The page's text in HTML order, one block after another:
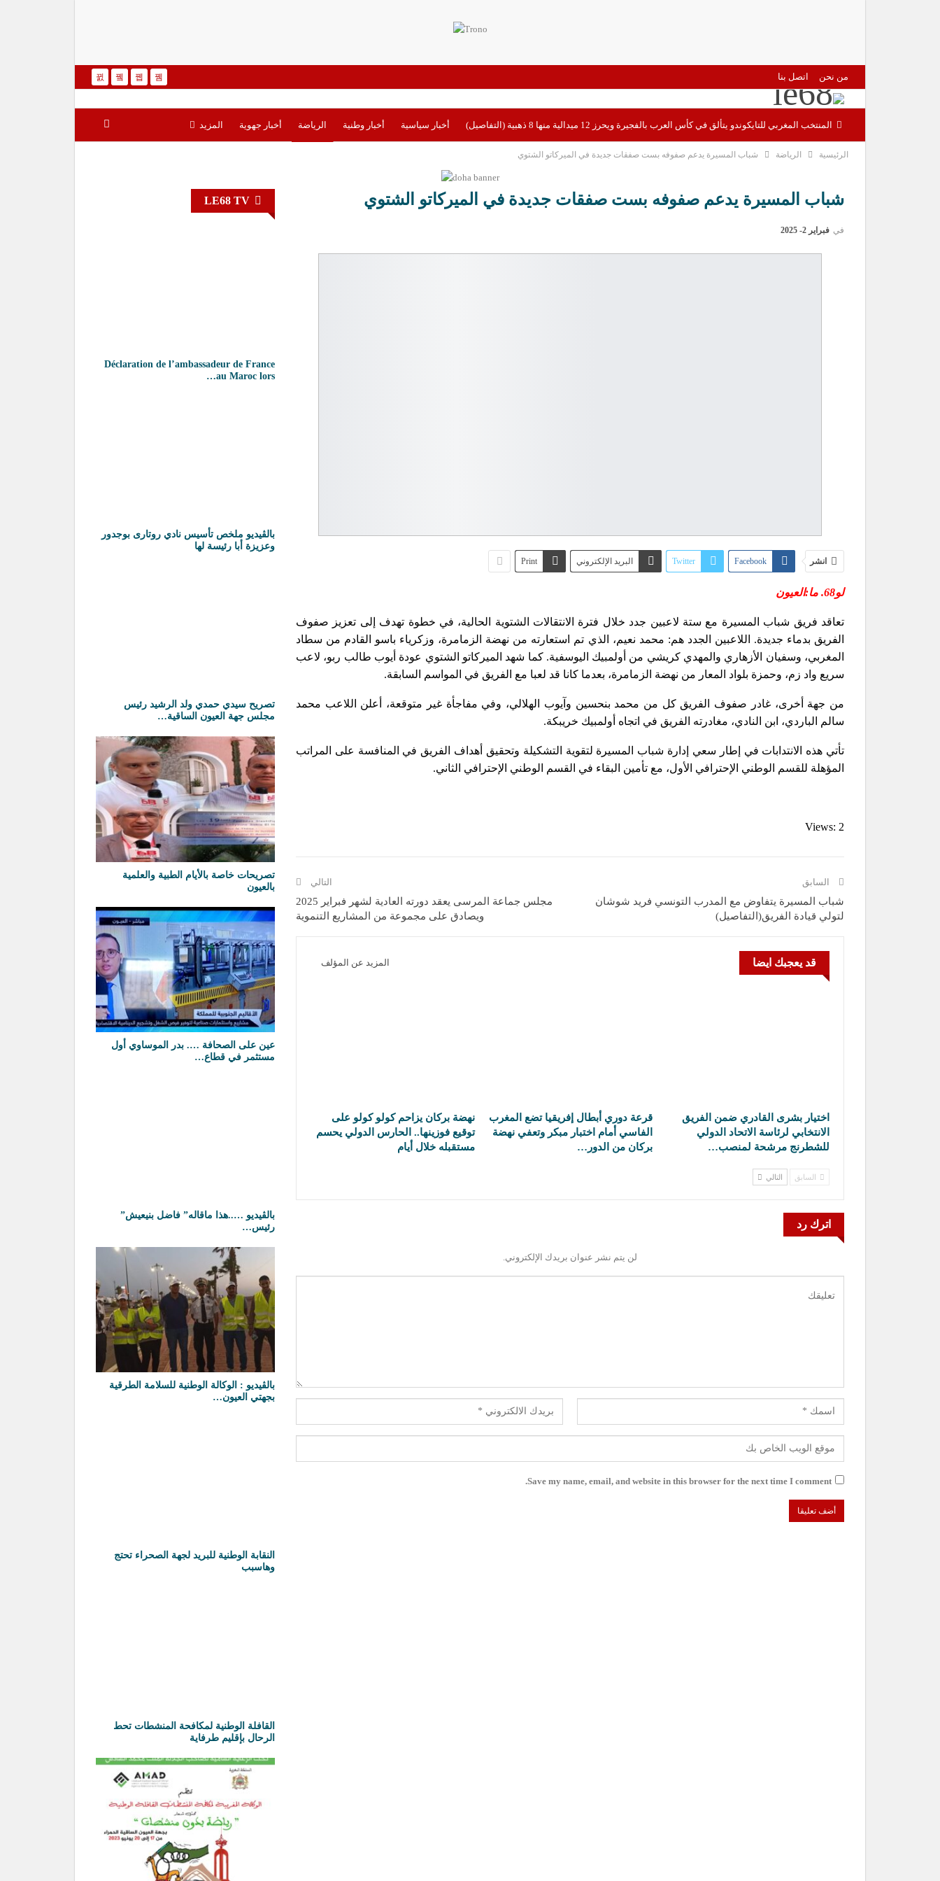
من نحن اتصل بنا
المنتخب المغربي للتايكوندو يتألق في كأس العرب بالفجيرة ويحرز 12 ميدالية منها 8 ذهبية (التفاصيل) أخبار سياسية أخبار وطنية الرياضة أخبار جهوية المزيد
الرئيسية الرياضة شباب المسيرة يدعم صفوفه بست صفقات جديدة في الميركاتو الشتوي
شباب المسيرة يدعم صفوفه بست صفقات جديدة في الميركاتو الشتوي
في فبراير 2- 2025
انشر Facebook
Twitter البريد الإلكتروني Print
لو68. ما:العيون
تعاقد فريق شباب المسيرة مع ستة لاعبين جدد خلال فترة الانتقالات الشتوية الحالية، في خطوة تهدف إلى تعزيز صفوف
الفريق بدماء جديدة. اللاعبين الجدد هم: محمد نعيم، الذي تم استعارته من نهضة الزمامرة، وزكرياء باسو القادم من سطاد
المغربي، وسفيان الأزهاري والمهدي كريشي من أولمبيك اليوسفية. كما شهد الميركاتو الشتوي عودة أيوب طالب ربو، لاعب
سريع واد زم، وحمزة بلواد المعار من نهضة الزمامرة، بعدما كانا قد لعبا مع الفريق في المواسم السابقة.
من جهة أخرى، غادر صفوف الفريق كل من محمد بنحسين وآيوب الهلالي، وفي مفاجأة غير متوقعة، أعلن اللاعب محمد
سالم الباردي، ابن النادي، مغادرته الفريق في اتجاه أولمبيك خريبكة.
تأتي هذه الانتدابات في إطار سعي إدارة شباب المسيرة لتقوية التشكيلة وتحقيق أهداف الفريق في المنافسة على المراتب
المؤهلة للقسم الوطني الإحترافي الأول، مع تأمين البقاء في القسم الوطني الإحترافي الثاني.
Views: 2
السابق
شباب المسيرة يتفاوض مع المدرب التونسي فريد شوشان
لتولي قيادة الفريق(التفاصيل)
التالي
مجلس جماعة المرسى يعقد دورته العادية لشهر فبراير 2025
ويصادق على مجموعة من المشاريع التنموية
قد يعجبك ايضا المزيد عن المؤلف
اختيار بشرى القادري ضمن الفريق
الانتخابي لرئاسة الاتحاد الدولي
للشطرنج مرشحة لمنصب…
قرعة دوري أبطال إفريقيا تضع المغرب
الفاسي أمام اختبار مبكر وتعفي نهضة
بركان من الدور…
نهضة بركان يزاحم كولو كولو على
توقيع فوزينها.. الحارس الدولي يحسم
مستقبله خلال أيام
السابق التالي
اترك رد
لن يتم نشر عنوان بريدك الإلكتروني.
Save my name, email, and website in this browser for the next time I comment.
Déclaration de l’ambassadeur de France
au Maroc lors…
بالڨيديو ملخص تأسيس نادي روتارى بوجدور
وعزيزة أبا رئيسة لها
تصريح سيدي حمدي ولد الرشيد رئيس
مجلس جهة العيون الساقية…
تصريحات خاصة بالأيام الطبية والعلمية
بالعيون
عين على الصحافة …. بدر الموساوي أول
مستثمر في قطاع…
بالڤيديو …..هذا ماقاله” فاضل بنيعيش”
رئيس…
بالڤيديو : الوكالة الوطنية للسلامة الطرقية
بجهتي العيون…
النقابة الوطنية للبريد لجهة الصحراء تحتج
وهاسبب
القافلة الوطنية لمكافحة المنشطات تحط
الرحال بإقليم طرفاية